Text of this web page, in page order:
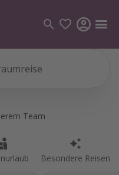
Team
Besondere Reisen